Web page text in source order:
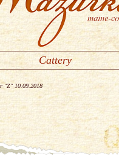
Cattery
"Z" 10.09.2018